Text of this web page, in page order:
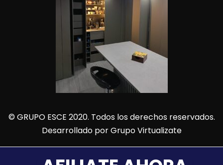
© GRUPO ESCE 2020. Todos los derechos reservados.
Desarrollado porGrupo Virtualizate